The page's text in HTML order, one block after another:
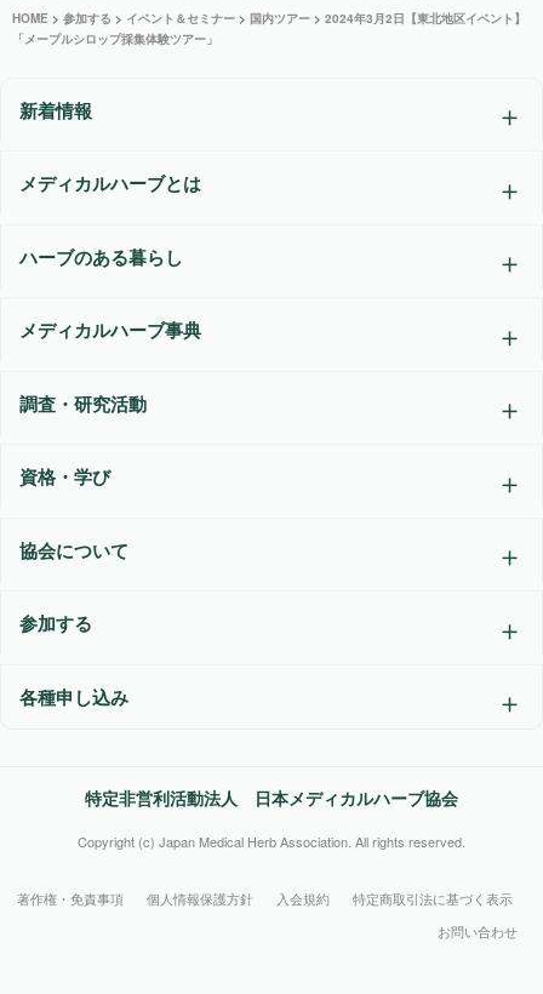
HOME > 参加する > イベント＆セミナー > 国内ツアー > 2024年3月2日【東北地区イベント】
「メープルシロップ採集体験ツアー」
新着情報
メディカルハーブとは
ハーブのある暮らし
メディカルハーブ事典
調査・研究活動
資格・学び
協会について
参加する
各種申し込み
特定非営利活動法人 日本メディカルハーブ協会
Copyright (c) Japan Medical Herb Association. All rights reserved.
著作権・免責事項 個人情報保護方針 入会規約
特定商取引法に基づく表示
お問い合わせ